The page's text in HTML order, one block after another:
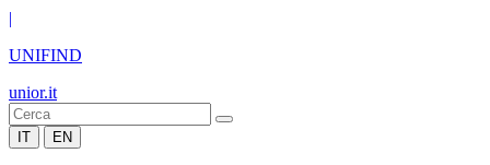
|
UNIFIND
unior.it
IT EN